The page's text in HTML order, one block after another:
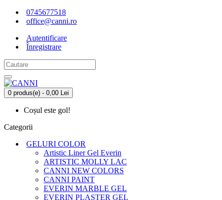
0745677518
office@canni.ro
Autentificare
Înregistrare
0 produs(e) - 0,00 Lei
Coșul este gol!
Categorii
GELURI COLOR
Artistic Liner Gel Everin
ARTISTIC MOLLY LAC
CANNI NEW COLORS
CANNI PAINT
EVERIN MARBLE GEL
EVERIN PLASTER GEL